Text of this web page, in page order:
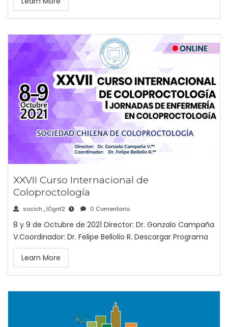
XXVII Curso Internacional de
Coloproctología
socich_l0gnt2 0 Comentario
8 y 9 de Octubre de 2021 Director: Dr. Gonzalo Campaña
V.Coordinador: Dr. Felipe Bellolio R. Descargar Programa
Learn More